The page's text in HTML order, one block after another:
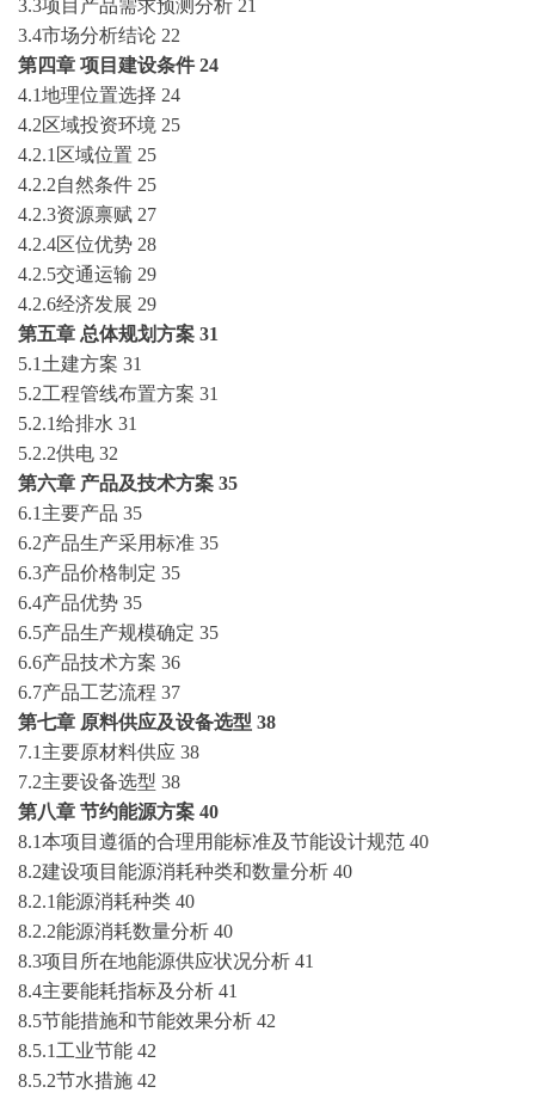
3.3项目产品需求预测分析 21
3.4市场分析结论 22
第四章 项目建设条件 24
4.1地理位置选择 24
4.2区域投资环境 25
4.2.1区域位置 25
4.2.2自然条件 25
4.2.3资源禀赋 27
4.2.4区位优势 28
4.2.5交通运输 29
4.2.6经济发展 29
第五章 总体规划方案 31
5.1土建方案 31
5.2工程管线布置方案 31
5.2.1给排水 31
5.2.2供电 32
第六章 产品及技术方案 35
6.1主要产品 35
6.2产品生产采用标准 35
6.3产品价格制定 35
6.4产品优势 35
6.5产品生产规模确定 35
6.6产品技术方案 36
6.7产品工艺流程 37
第七章 原料供应及设备选型 38
7.1主要原材料供应 38
7.2主要设备选型 38
第八章 节约能源方案 40
8.1本项目遵循的合理用能标准及节能设计规范 40
8.2建设项目能源消耗种类和数量分析 40
8.2.1能源消耗种类 40
8.2.2能源消耗数量分析 40
8.3项目所在地能源供应状况分析 41
8.4主要能耗指标及分析 41
8.5节能措施和节能效果分析 42
8.5.1工业节能 42
8.5.2节水措施 42